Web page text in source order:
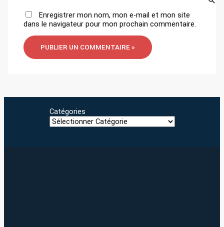
Enregistrer mon nom, mon e-mail et mon site
dans le navigateur pour mon prochain commentaire.
Catégories